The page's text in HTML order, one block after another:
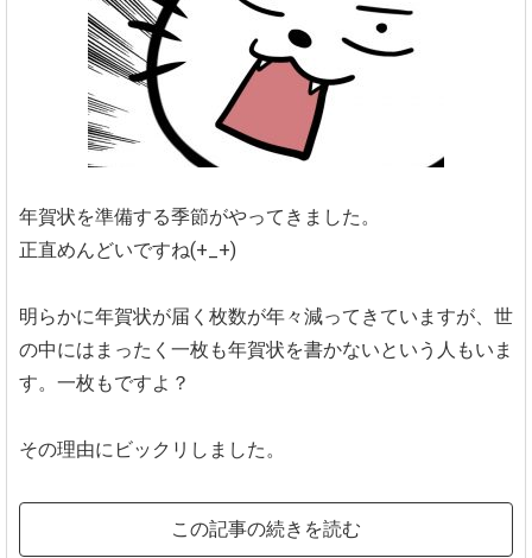
年賀状を準備する季節がやってきました。
正直めんどいですね(+_+)
明らかに年賀状が届く枚数が年々減ってきていますが、世
の中にはまったく一枚も年賀状を書かないという人もいま
す。一枚もですよ？
その理由にビックリしました。
この記事の続きを読む